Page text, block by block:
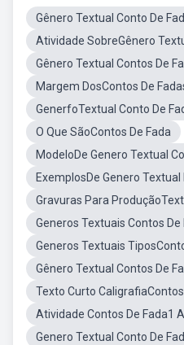
Gênero Textual Conto De
Atividade SobreGênero
Gênero Textual Contos De
Margem DosContos De
GenerfoTextual Conto De
O Que SãoContos De Fada
ModeloDe Genero Textual
ExemplosDe Genero Textual
Gravuras Para
Generos Textuais Contos De
Generos Textuais
Gênero Textual Contos De
Texto Curto
Atividade Contos De Fada1
Genero Textual Conto De